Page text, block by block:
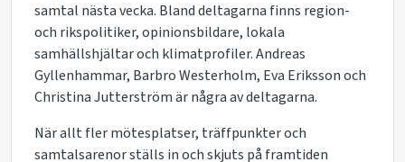
samtal nästa vecka. Bland deltagarna finns region-
och rikspolitiker, opinionsbildare, lokala
samhällshjältar och klimatprofiler. Andreas
Gyllenhammar, Barbro Westerholm, Eva Eriksson och
Christina Jutterström är några av deltagarna.
När allt fler mötesplatser, träffpunkter och
samtalsarenor ställs in och skjuts på framtiden